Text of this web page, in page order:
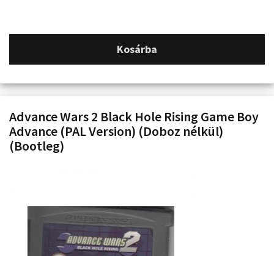
Kosárba
Advance Wars 2 Black Hole Rising Game Boy
Advance (PAL Version) (Doboz nélkül)
(Bootleg)